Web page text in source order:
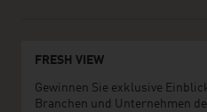
FRESH VIEW
Gewinnen Sie exklusive
Branchen und Unternehmen